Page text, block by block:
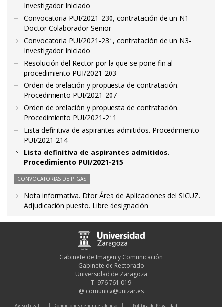
Investigador Iniciado
Convocatoria PUI/2021-230, contratación de un N1-
Doctor Colaborador Senior
Convocatoria PUI/2021-231, contratación de un N3-
Investigador Iniciado
Resolución del Rector por la que se pone fin al
procedimiento PUI/2021-203
Orden de prelación y propuesta de contratación.
Procedimiento PUI/2021-207
Orden de prelación y propuesta de contratación.
Procedimiento PUI/2021-211
Lista definitiva de aspirantes admitidos. Procedimiento
PUI/2021-214
Lista definitiva de aspirantes admitidos.
Procedimiento PUI/2021-215
CONVOCATORIAS DE PTGAS
Nota informativa. Dtor Área de Aplicaciones del SICUZ.
Adjudicación puesto. Libre designación
Gabinete de Imagen y Comunicación
Gabinete de Rectorado
Universidad de Zaragoza
T. 976 761 019
@ comunica@unizar.es
Aviso Legal Condiciones generales de uso Política de Privacidad